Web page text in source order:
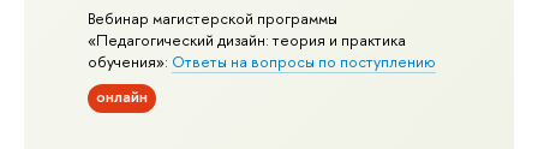
Вебинар магистерской программы
«Педагогический дизайн: теория и практика
обучения»: Ответы на вопросы по поступлению
онлайн